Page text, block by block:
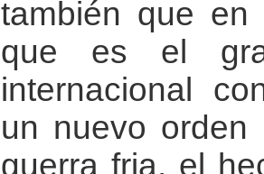
también que
que es el
internacional
un nuevo
guerra fria, el